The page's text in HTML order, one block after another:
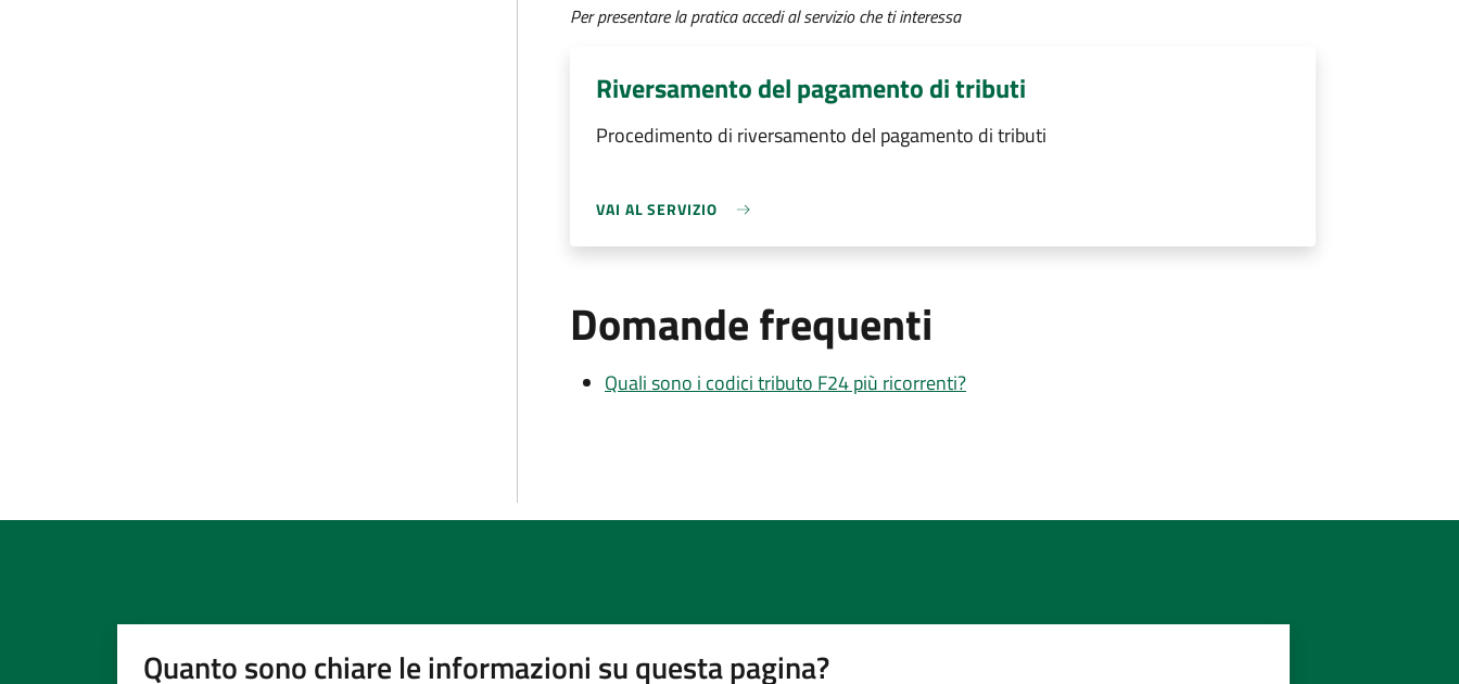
Per presentare la pratica accedi al servizio che ti interessa
Riversamento del pagamento di tributi
Procedimento di riversamento del pagamento di tributi
VAI AL SERVIZIO
Domande frequenti
Quali sono i codici tributo F24 più ricorrenti?
Quanto sono chiare le informazioni su questa pagina?